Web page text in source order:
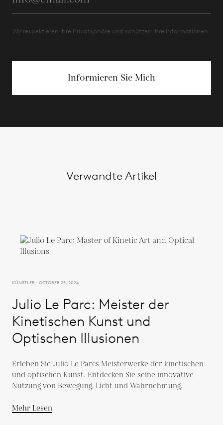
Wir respektieren Ihre Privatsphäre und schützen Ihre Informationen.
Informieren Sie Mich
Verwandte Artikel
KÜNSTLER - OCTOBER 25, 2024
Julio Le Parc: Meister der
Kinetischen Kunst und
Optischen Illusionen
Erleben Sie Julio Le Parcs Meisterwerke der kinetischen
und optischen Kunst. Entdecken Sie seine innovative
Nutzung von Bewegung, Licht und Wahrnehmung.
Mehr Lesen